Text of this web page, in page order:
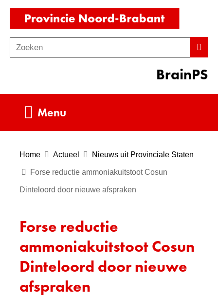
Ga
de
inhoud
o
Zoeken
BrainPS
Menu
Home Actueel Nieuws uit Provinciale Staten
Forse reductie ammoniakuitstoot Cosun
Dinteloord door nieuwe afspraken
Forse reductie
ammoniakuitstoot Cosun
Dinteloord door nieuwe
afspraken